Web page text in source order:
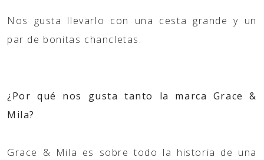
Nos gusta llevarlo con una cesta grande y un
par de bonitas chancletas.
¿Por qué nos gusta tanto la marca Grace &
Mila?
Grace & Mila es sobre todo la historia de una